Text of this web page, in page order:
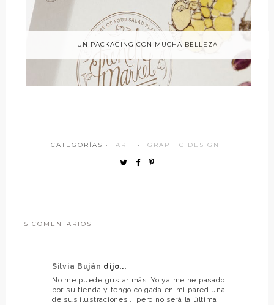
UN PACKAGING CON MUCHA BELLEZA
CATEGORÍAS · ART · GRAPHIC DESIGN
5 COMENTARIOS
Silvia Buján dijo...
No me puede gustar más. Yo ya me he pasado
por su tienda y tengo colgada en mi pared una
de sus ilustraciones... pero no será la última.